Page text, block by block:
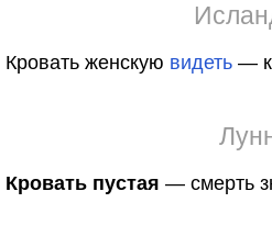
Кровать женскую видеть — к
Кровать пустая — смерть